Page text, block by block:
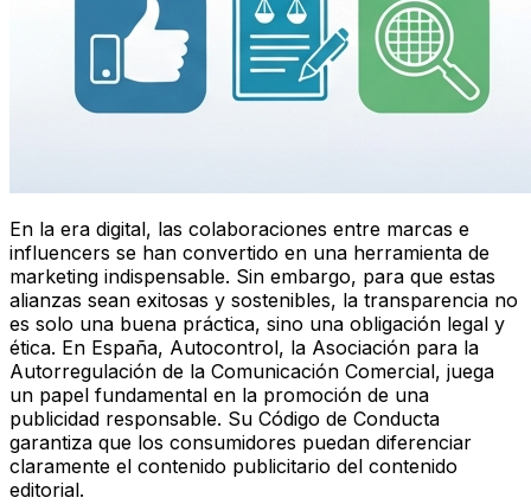
En la era digital, las colaboraciones entre marcas e
influencers se han convertido en una herramienta de
marketing indispensable. Sin embargo, para que estas
alianzas sean exitosas y sostenibles, la transparencia no
es solo una buena práctica, sino una obligación legal y
ética. En España, Autocontrol, la Asociación para la
Autorregulación de la Comunicación Comercial, juega
un papel fundamental en la promoción de una
publicidad responsable. Su Código de Conducta
garantiza que los consumidores puedan diferenciar
claramente el contenido publicitario del contenido
editorial.